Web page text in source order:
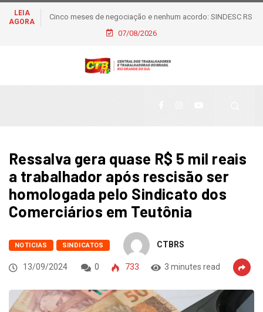
LEIA
AGORA
Metalúrgicos de Caxias do Sul aprovam reajuste salarial de
6% e piso de R$ 2,5 mil
07/08/2026
Ressalva gera quase R$ 5 mil reais
a trabalhador após rescisão ser
homologada pelo Sindicato dos
Comerciários em Teutônia
NOTICIAS SINDICATOS CTBRS
13/09/2024 0 733 3 minutes read